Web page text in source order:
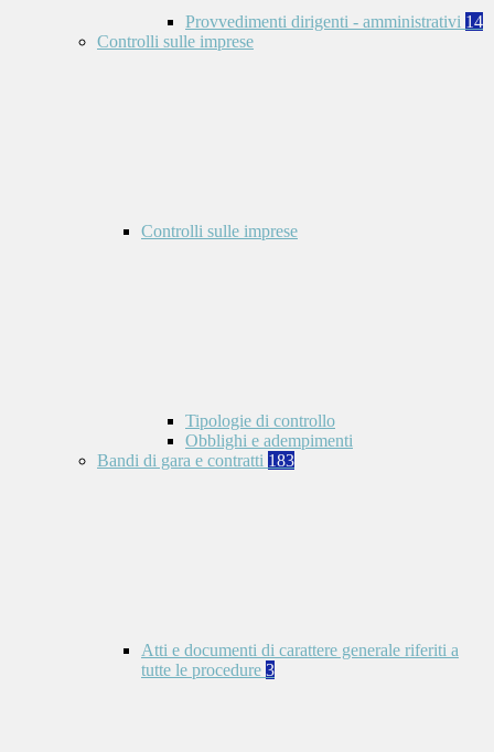
Provvedimenti dirigenti - amministrativi 14
Controlli sulle imprese
Controlli sulle imprese
Tipologie di controllo
Obblighi e adempimenti
Bandi di gara e contratti 183
Atti e documenti di carattere generale riferiti a
tutte le procedure 3